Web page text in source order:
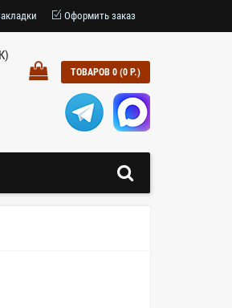
Оформить заказ
ТОВАРОВ 0 (0 Р.)